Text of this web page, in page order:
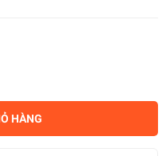
HÀNG